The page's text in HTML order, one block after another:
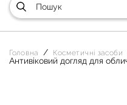
Головна Косметичні засоби
Антивіковий догляд для